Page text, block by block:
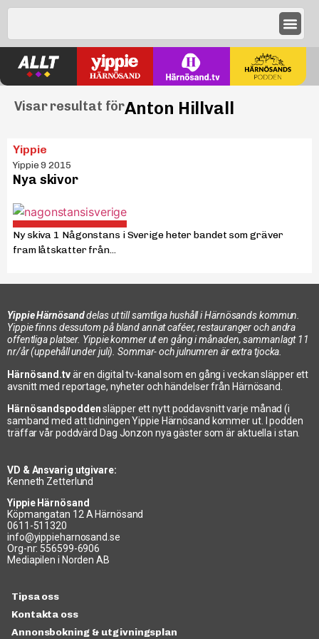
Visar resultat förAnton Hillvall
Yippie
Yippie 9 2015
Nya skivor
Ny skiva 1 Någonstans i Sverige heter bandet som gräver
fram låtskatter från...
Yippie Härnösanddelas ut till samtliga hushåll i Härnösands kommun.
Yippie finns dessutom på bland annat caféer, restauranger och andra
offentliga platser. Yippie kommer ut en gång i månaden, sammanlagt 11
nr/år (uppehåll under juli). Sommar- och julnumren är extra tjocka.
Härnösand.tvär en digital tv-kanal som en gång i veckan släpper ett
avsnitt med reportage, nyheter och händelser från Härnösand.
Härnösandspoddensläpper ett nytt poddavsnitt varje månad (i
samband med att tidningen Yippie Härnösand kommer ut. I podden
träffar vår poddvärd Dag Jonzon nya gäster som är aktuella i stan.
VD & Ansvarig utgivare:
Kenneth Zetterlund
Yippie Härnösand
Köpmangatan 12 A Härnösand
0611-511320
info@yippieharnosand.se
Org-nr: 556599-6906
Mediapilen i Norden AB
Tipsa oss
Kontakta oss
Annonsbokning & utgivningsplan